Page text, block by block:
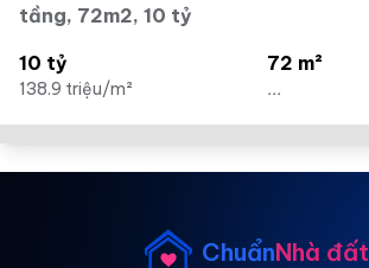
tầng, 72m2, 10 tỷ
10 tỷ
138.9 triệu/m²
72 m²
...
ChuẩnNhà đất